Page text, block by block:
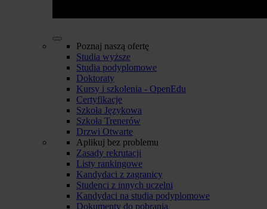
Poznaj naszą ofertę
Studia wyższe
Studia podyplomowe
Doktoraty
Kursy i szkolenia - OpenEdu
Certyfikacje
Szkoła Językowa
Szkoła Trenerów
Drzwi Otwarte
Aplikuj bez problemu
Zasady rekrutacji
Listy rankingowe
Kandydaci z zagranicy
Studenci z innych uczelni
Kandydaci na studia podyplomowe
Dokumenty do pobrania